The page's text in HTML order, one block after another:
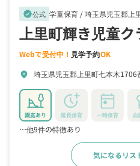
verified公式 学童保育 /埼玉県児玉郡上
上里町輝き児童ク
Webで受付中！ 見学予約OK
location_on 埼玉県児玉郡上里町七本木1706
園庭あり 延長保育 一時保育 自
…他9件の特徴あり
気になるリス